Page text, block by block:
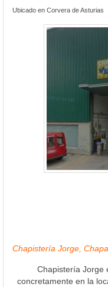
Ubicado en Corvera de Asturias
Chapistería Jorge,
Chapistería Jorge
concretamente en la